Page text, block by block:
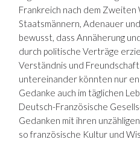
Frankreich nach dem
Staatsmännern, Adenauer
bewusst, dass Annäherung
durch politische Verträge
Verständnis und
untereinander könnten nur
Gedanke auch im täglichen
Deutsch-Französische
Gedanken mit ihren
so französische Kultur und